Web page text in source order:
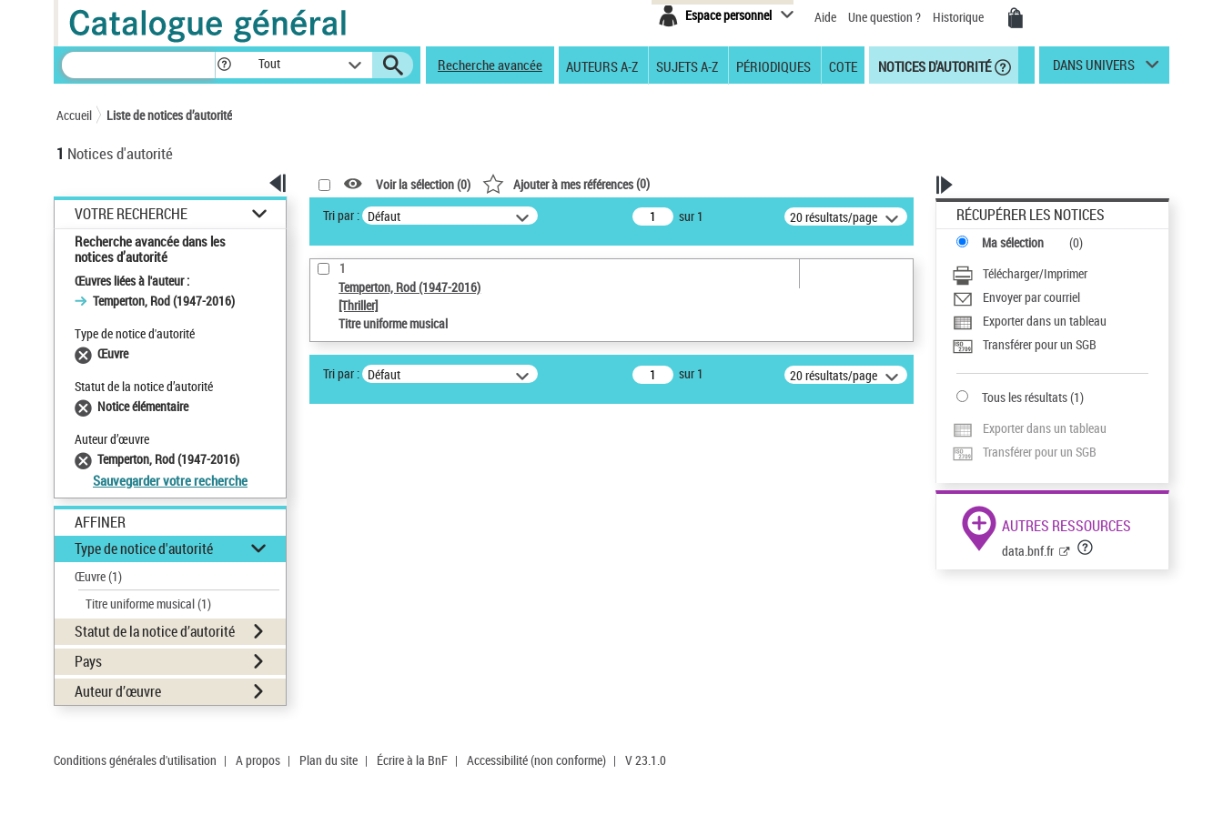
Espace personnel Aide Une question ? Historique
Tout Recherche avancée AUTEURS A-Z SUJETS A-Z PÉRIODIQUES COTE NOTICES D'AUTORITÉ DANS UNIVERS
Accueil Liste de notices d’autorité
1 Notices d'autorité
VOTRE RECHERCHE
Recherche avancée dans les
notices d’autorité
Œuvres liées à l'auteur :
Temperton, Rod (1947-2016)
Type de notice d'autorité
Œuvre
Statut de la notice d’autorité
Notice élémentaire
Auteur d’œuvre
Temperton, Rod (1947-2016)
Sauvegarder votre recherche
AFFINER
Type de notice d'autorité
Œuvre(1)
Titre uniforme musical(1)
Statut de la notice d’autorité
Pays
Auteur d’œuvre
Voir la sélection (0) Ajouter à mes références(0)
Tri par : Défaut sur 1 20 résultats/page
1
Temperton, Rod (1947-2016)
[Thriller]
Titre uniforme musical
Tri par : Défaut sur 1 20 résultats/page
RÉCUPÉRER LES NOTICES
Ma sélection (0)
Télécharger/Imprimer
Envoyer par courriel
Exporter dans un tableau
Transférer pour un SGB
Tous les résultats(1)
Exporter dans un tableau
Transférer pour un SGB
AUTRES RESSOURCES
data.bnf.fr
Conditions générales d'utilisation | A propos | Plan du site | Écrire à la BnF | Accessibilité (non conforme) | V 23.1.0